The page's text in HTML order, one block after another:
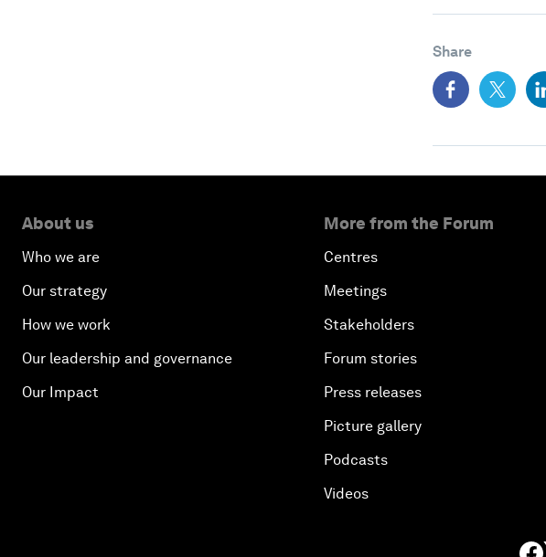
Share
About us
Who we are
Our strategy
How we work
Our leadership and governance
Our Impact
More from the Forum
Centres
Meetings
Stakeholders
Forum stories
Press releases
Picture gallery
Podcasts
Videos